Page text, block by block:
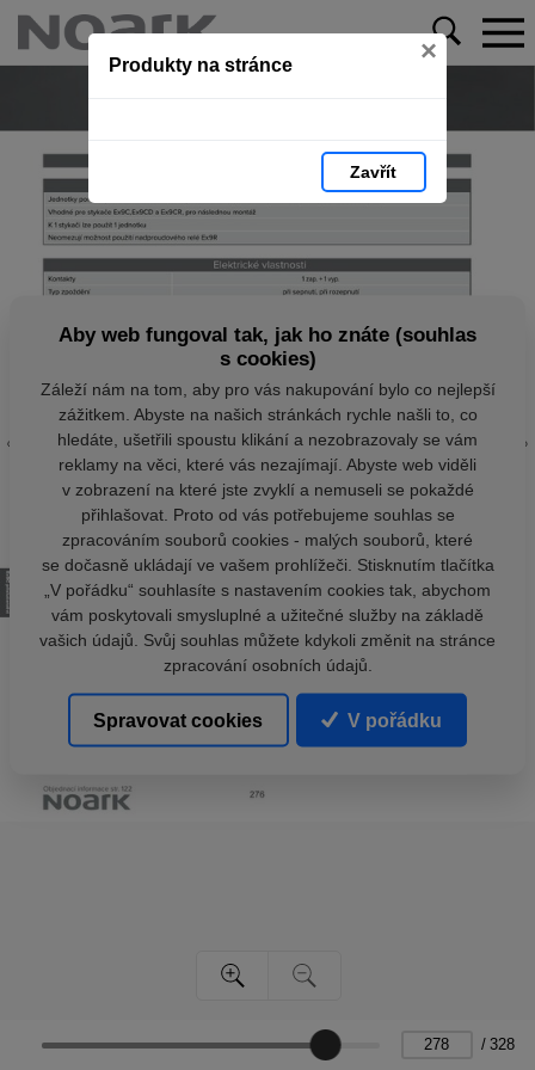
Produkty na stránce ×
Zavřít
/ 328
Aby web fungoval tak, jak ho znáte (souhlas
s cookies)
Záleží nám na tom, aby pro vás nakupování bylo co nejlepší
zážitkem. Abyste na našich stránkách rychle našli to, co
hledáte, ušetřili spoustu klikání a nezobrazovaly se vám
reklamy na věci, které vás nezajímají. Abyste web viděli
v zobrazení na které jste zvyklí a nemuseli se pokaždé
přihlašovat. Proto od vás potřebujeme souhlas se
zpracováním souborů cookies - malých souborů, které
se dočasně ukládají ve vašem prohlížeči. Stisknutím tlačítka
„V pořádku“ souhlasíte s nastavením cookies tak, abychom
vám poskytovali smysluplné a užitečné služby na základě
vašich údajů. Svůj souhlas můžete kdykoli změnit na stránce
zpracování osobních údajů.
Spravovat cookies V pořádku